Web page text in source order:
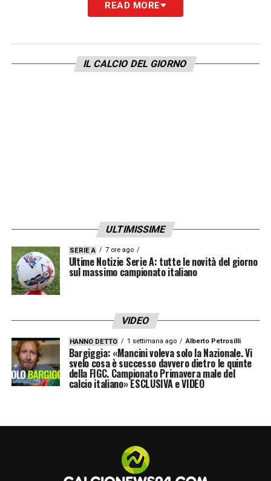
LA PLAYLIST DELLE NOSTRE TOP NEWS
READ MORE
IL CALCIO DEL GIORNO
ULTIMISSIME
SERIE A 7 ore ago
Ultime Notizie Serie A: tutte le novità del giorno
sul massimo campionato italiano
VIDEO
HANNO DETTO 1 settimana ago Alberto Petrosilli
Bargiggia: «Mancini voleva solo la Nazionale. Vi
svelo cosa è successo davvero dietro le quinte
della FIGC. Campionato Primavera male del
calcio italiano» ESCLUSIVA e VIDEO